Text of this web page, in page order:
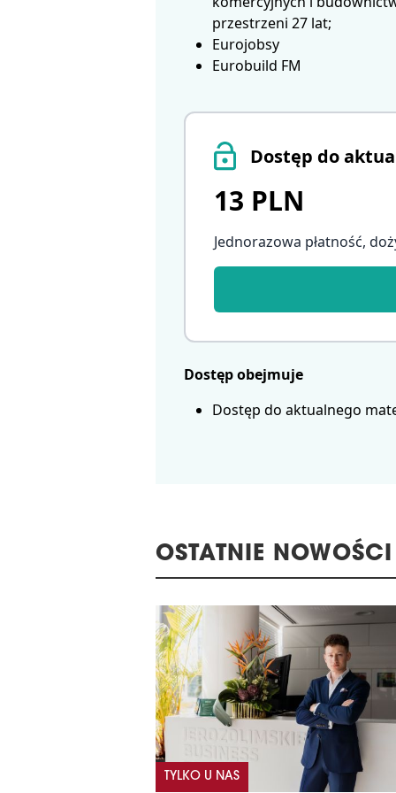
Dostęp do
13 PLN
Jednorazowa płatność,
Dostęp obejmuje
Dostęp do aktualnego
przestrzeni 27 lat;
Eurojobsy
Eurobuild FM
OSTATNIE NOWOŚCI
TYLKO U NAS